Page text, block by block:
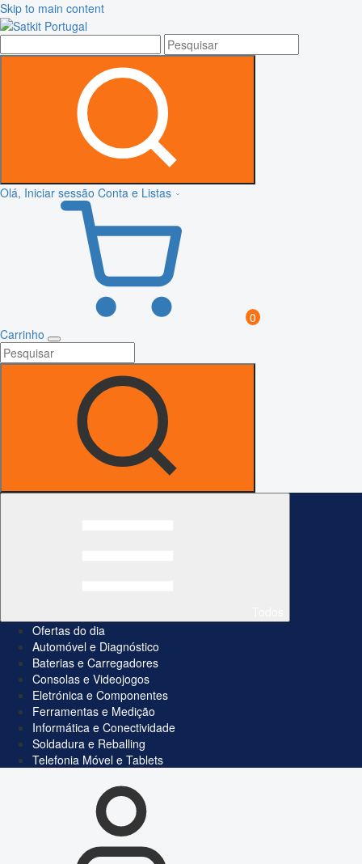
Skip to main content
Olá, Iniciar sessão Conta e Listas
0
Carrinho
Ofertas do dia
Automóvel e Diagnóstico
Baterias e Carregadores
Consolas e Videojogos
Eletrónica e Componentes
Ferramentas e Medição
Informática e Conectividade
Soldadura e Reballing
Telefonia Móvel e Tablets